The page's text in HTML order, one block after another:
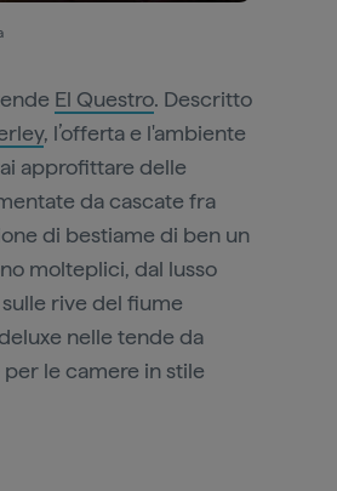
El Questro. Descritto
, l’offerta e l'ambiente
approfittare delle
da cascate fra
di bestiame di ben un
molteplici, dal lusso
rive del fiume
nelle tende da
le camere in stile